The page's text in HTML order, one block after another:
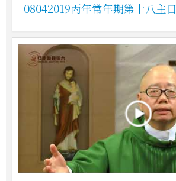
08042019丙年常年期第十八主日